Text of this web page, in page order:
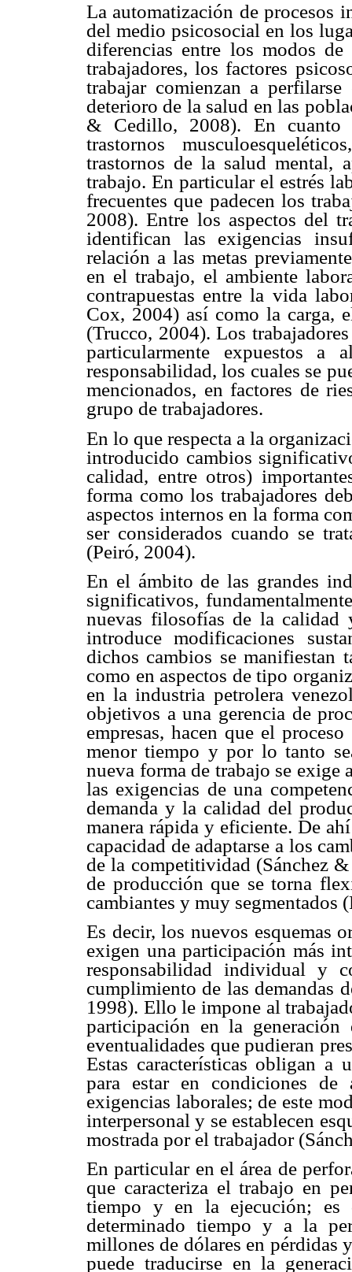
La automatización de procesos
del medio psicosocial en los
diferencias entre los modos
trabajadores, los factores
trabajar comienzan a
deterioro de la salud en las
& Cedillo, 2008). En cuanto
trastornos
trastornos de la salud mental,
trabajo. En particular el estrés
frecuentes que padecen los
2008). Entre los aspectos del
identifican las exigencias
relación a las metas
en el trabajo, el ambiente
contrapuestas entre la vida
Cox, 2004) así como la carga,
(Trucco, 2004). Los
particularmente expuestos a
responsabilidad, los cuales se
mencionados, en factores de
grupo de trabajadores.
En lo que respecta a la
introducido cambios
calidad, entre otros)
forma como los trabajadores
aspectos internos en la forma
ser considerados cuando se
(Peiró, 2004).
En el ámbito de las grandes
significativos,
nuevas filosofías de la
introduce modificaciones
dichos cambios se manifiestan
como en aspectos de tipo
en la industria petrolera
objetivos a una gerencia de
empresas, hacen que el
menor tiempo y por lo tanto
nueva forma de trabajo se exige
las exigencias de una
demanda y la calidad del
manera rápida y eficiente. De
capacidad de adaptarse a los
de la competitividad (Sánchez
de producción que se torna
cambiantes y muy segmentados
Es decir, los nuevos esquemas
exigen una participación más
responsabilidad individual y
cumplimiento de las demandas
1998). Ello le impone al
participación en la
eventualidades que pudieran
Estas características obligan a
para estar en condiciones de
exigencias laborales; de este
interpersonal y se establecen
mostrada por el trabajador
En particular en el área de
que caracteriza el trabajo en
tiempo y en la ejecución; es
determinado tiempo y a la
millones de dólares en pérdidas
puede traducirse en la